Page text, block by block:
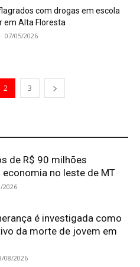
com drogas em escola
em Alta Floresta
- 07/05/2026
2 3
de R$ 90 milhões
no leste de MT
2026
é investigada como
da morte de jovem em
08/2026